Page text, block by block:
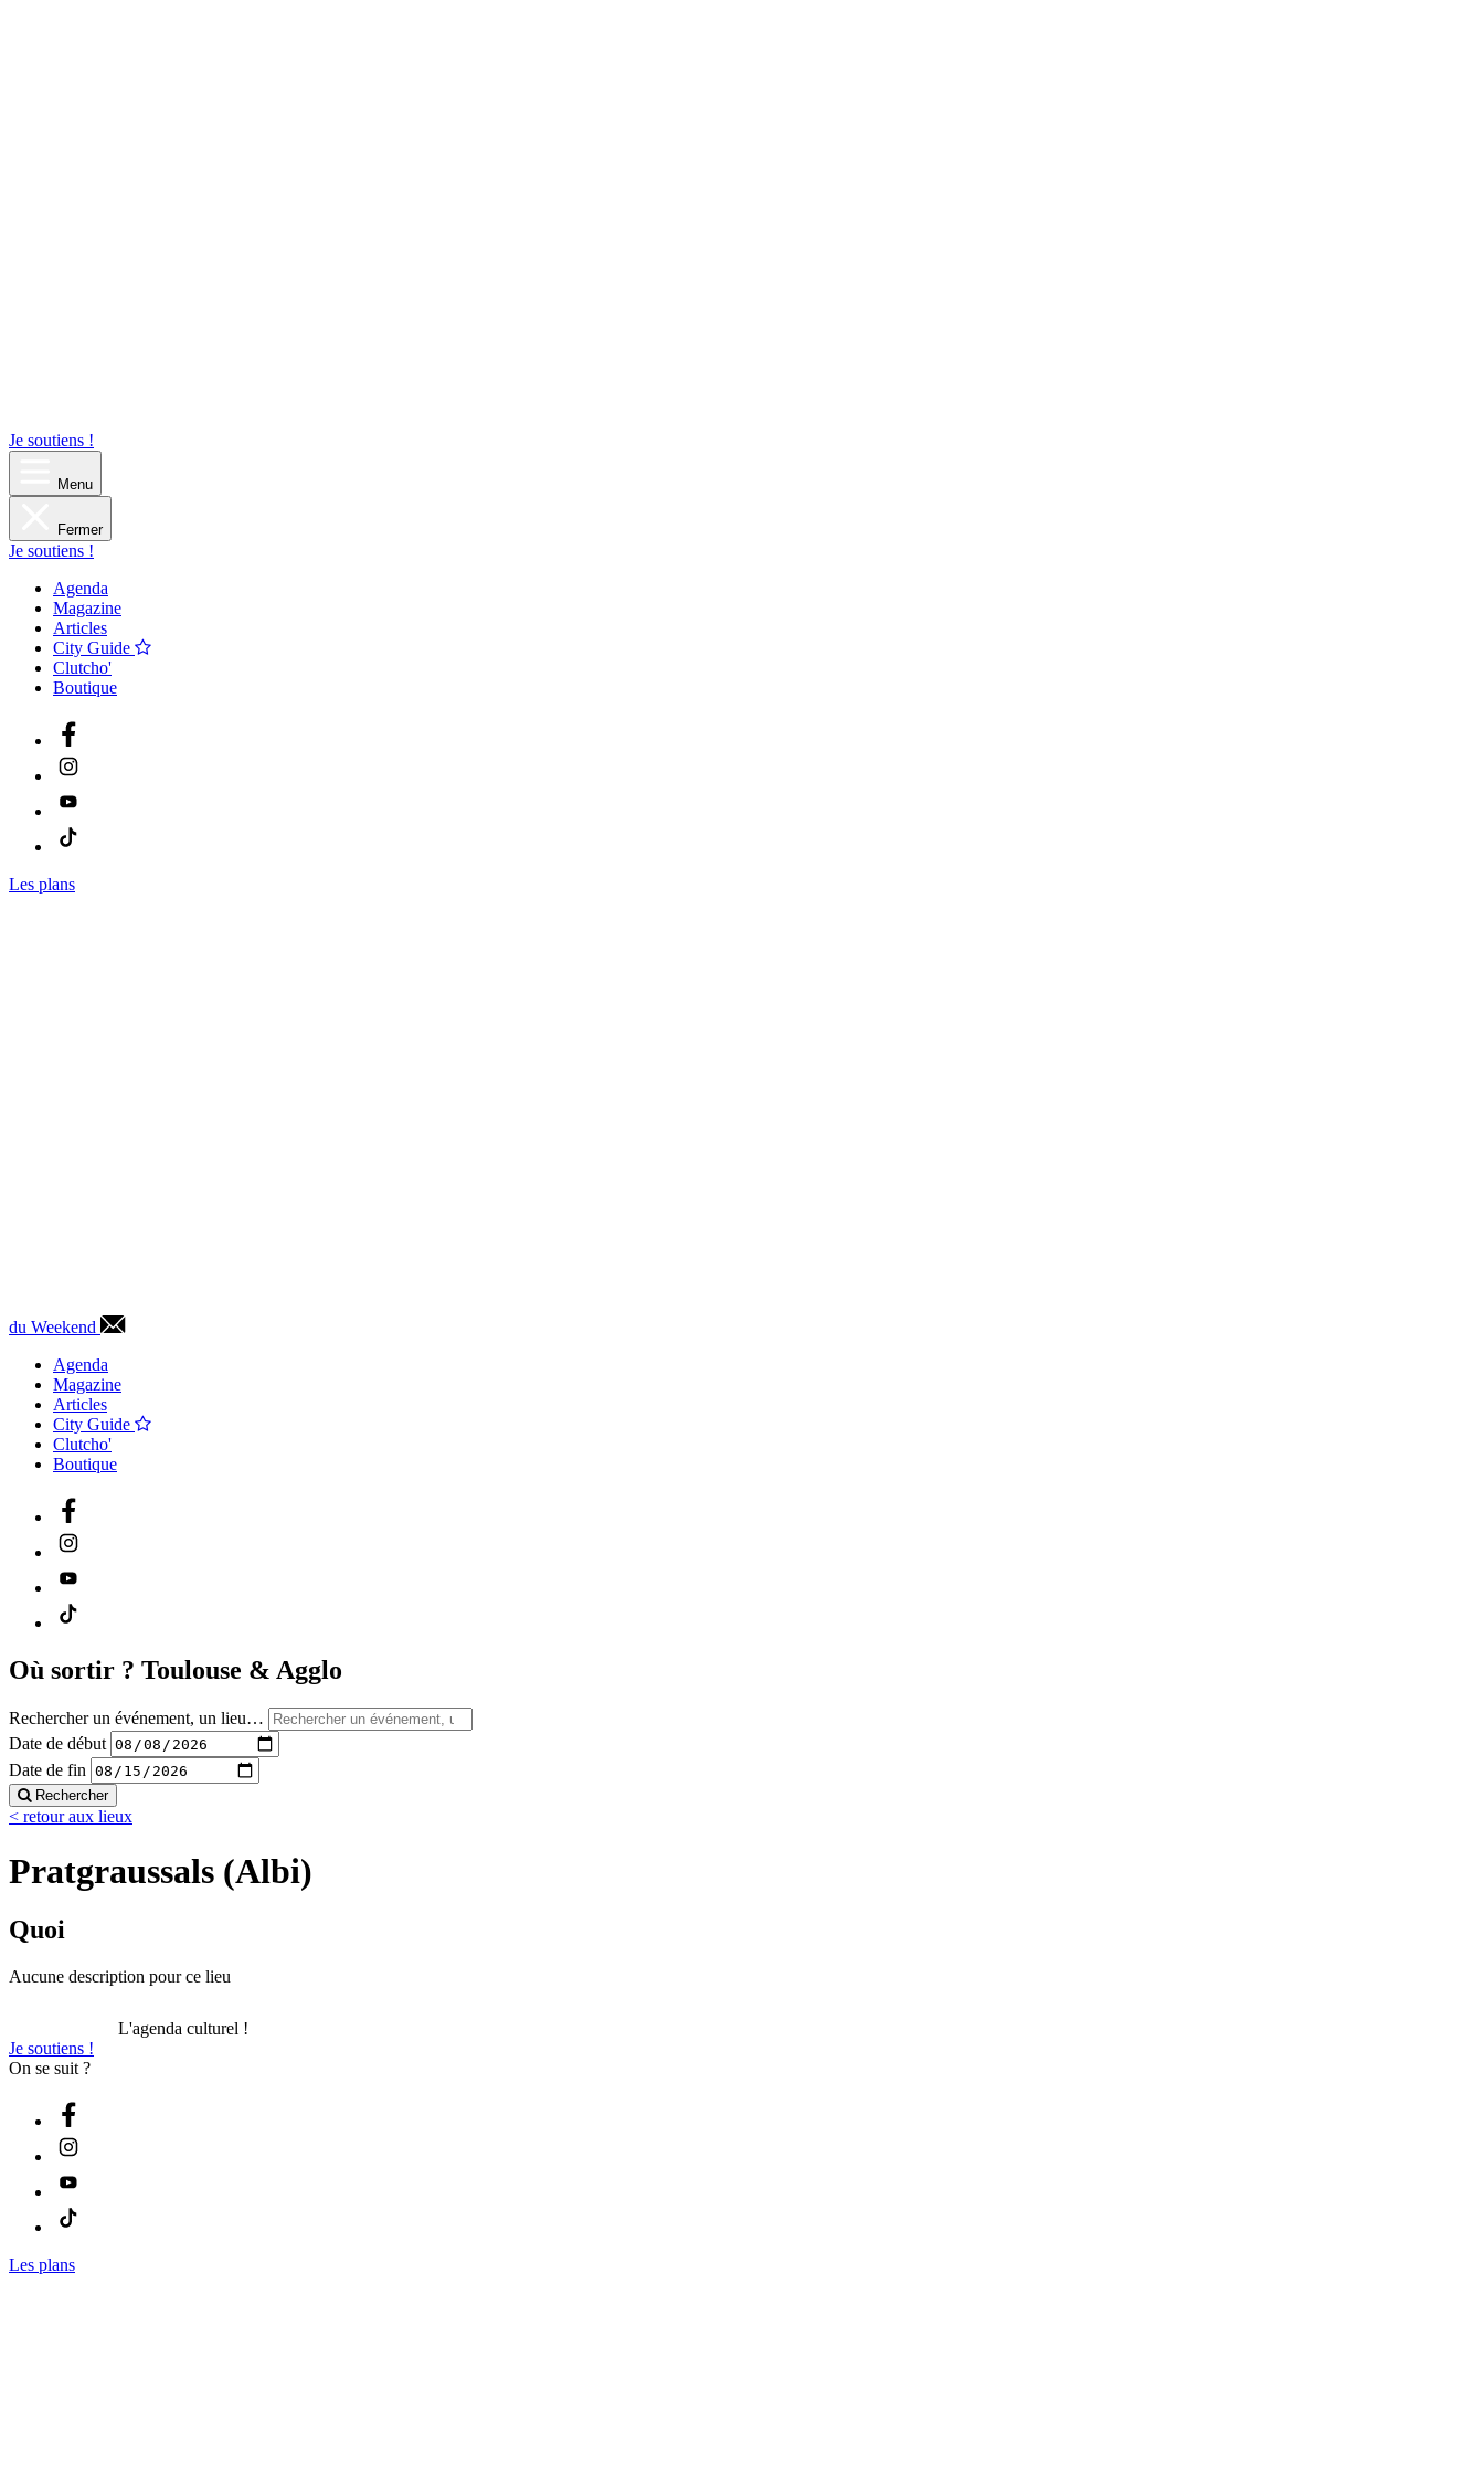
Je soutiens !
Menu
Fermer
Je soutiens !
Agenda
Magazine
Articles
City Guide
Clutcho'
Boutique
Les plans
du Weekend
Agenda
Magazine
Articles
City Guide
Clutcho'
Boutique
Où sortir ? Toulouse & Agglo
Rechercher un événement, un lieu…
Date de début
Date de fin
Rechercher
< retour aux lieux
Pratgraussals (Albi)
Quoi
Aucune description pour ce lieu
L'agenda culturel !
Je soutiens !
On se suit ?
Les plans